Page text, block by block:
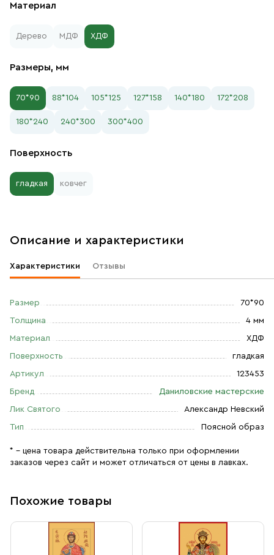
Материал
Дерево МДФ ХДФ
Размеры, мм
70*90 88*104 105*125 127*158 140*180 172*208
180*240 240*300 300*400
Поверхность
гладкая ковчег
Описание и характеристики
Характеристики Отзывы
Размер 70*90
Толщина 4 мм
Материал ХДФ
Поверхность гладкая
Артикул 123453
Бренд Даниловские мастерские
Лик Святого Александр Невский
Тип Поясной образ
* – цена товара действительна только при оформлении
заказов через сайт и может отличаться от цены в лавках.
Похожие товары